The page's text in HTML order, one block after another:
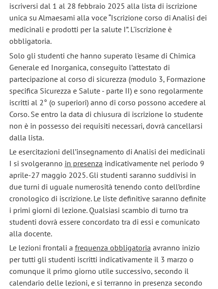
iscriversi dal 1 al 28 febbraio 2025 alla lista di iscrizione
unica su Almaesami alla voce “Iscrizione corso di Analisi dei
medicinali e prodotti per la salute I”. L'iscrizione è
obbligatoria.
Solo gli studenti che hanno superato l'esame di Chimica
Generale ed Inorganica, conseguito l’attestato di
partecipazione al corso di sicurezza (modulo 3, Formazione
specifica Sicurezza e Salute - parte II) e sono regolarmente
iscritti al 2° (o superiori) anno di corso possono accedere al
Corso. Se entro la data di chiusura di iscrizione lo studente
non è in possesso dei requisiti necessari, dovrà cancellarsi
dalla lista.
Le esercitazioni dell’insegnamento di Analisi dei medicinali
I si svolgeranno in presenza indicativamente nel periodo 9
aprile-27 maggio 2025. Gli studenti saranno suddivisi in
due turni di uguale numerosità tenendo conto dell’ordine
cronologico di iscrizione. Le liste definitive saranno definite
i primi giorni di lezione. Qualsiasi scambio di turno tra
studenti dovrà essere concordato tra di essi e comunicato
alla docente.
Le lezioni frontali a frequenza obbligatoria avranno inizio
per tutti gli studenti iscritti indicativamente il 3 marzo o
comunque il primo giorno utile successivo, secondo il
calendario delle lezioni, e si terranno in presenza secondo